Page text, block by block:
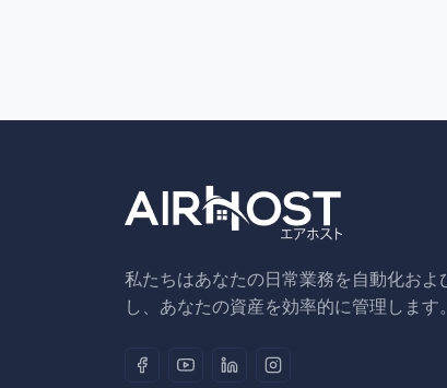
私たちはあなたの日常業務を自動化およ
し、あなたの資産を効率的に管理します。